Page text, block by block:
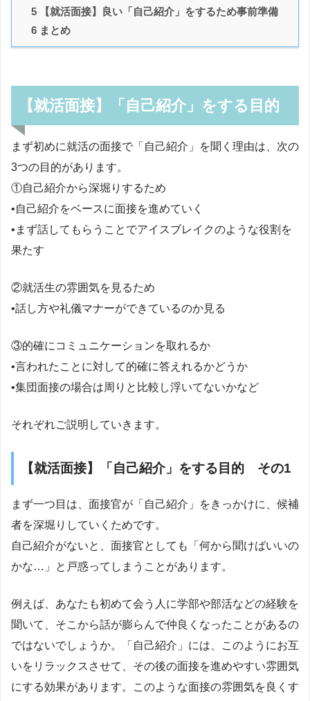
5 【就活面接】良い「自己紹介」をするため事前準備
6 まとめ
【就活面接】「自己紹介」をする目的
まず初めに就活の面接で「自己紹介」を聞く理由は、次の
3つの目的があります。
①自己紹介から深堀りするため
•自己紹介をベースに面接を進めていく
•まず話してもらうことでアイスブレイクのような役割を
果たす
②就活生の雰囲気を見るため
•話し方や礼儀マナーができているのか見る
③的確にコミュニケーションを取れるか
•言われたことに対して的確に答えれるかどうか
•集団面接の場合は周りと比較し浮いてないかなど
それぞれご説明していきます。
【就活面接】「自己紹介」をする目的 その1
まず一つ目は、面接官が「自己紹介」をきっかけに、候補
者を深堀りしていくためです。
自己紹介がないと、面接官としても「何から聞けばいいの
かな…」と戸惑ってしまうことがあります。
例えば、あなたも初めて会う人に学部や部活などの経験を
聞いて、そこから話が膨らんで仲良くなったことがあるの
ではないでしょうか。「自己紹介」には、このようにお互
いをリラックスさせて、その後の面接を進めやすい雰囲気
にする効果があります。このような面接の雰囲気を良くす